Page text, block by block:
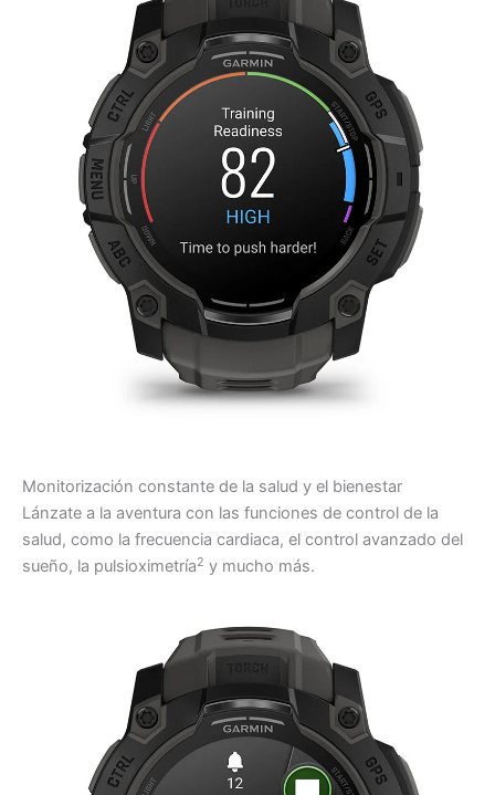
Monitorización constante de la salud y el bienestar
Lánzate a la aventura con las funciones de control de la
salud, como la frecuencia cardiaca, el control avanzado del
sueño, la pulsioximetría2 y mucho más.